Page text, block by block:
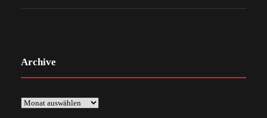
Archive